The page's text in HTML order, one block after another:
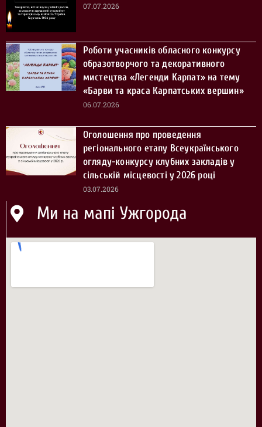
07.07.2026
Роботи учасників обласного конкурсу
образотворчого та декоративного
мистецтва «Легенди Карпат» на тему
«Барви та краса Карпатських вершин»
06.07.2026
Оголошення про проведення
регіонального етапу Всеукраїнського
огляду-конкурсу клубних закладів у
сільській місцевості у 2026 році
03.07.2026
Ми на мапі Ужгорода